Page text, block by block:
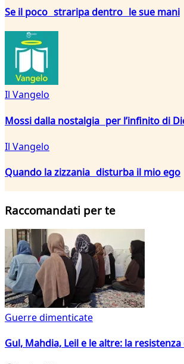
Se il poco straripa dentro le sue mani
Il Vangelo
Mossi dalla nostalgia per l’infinito di
Il Vangelo
Quando la zizzania disturba il mio ego
Raccomandati per te
Guerre dimenticate
Gul, Mahdia, Leil e le altre: la